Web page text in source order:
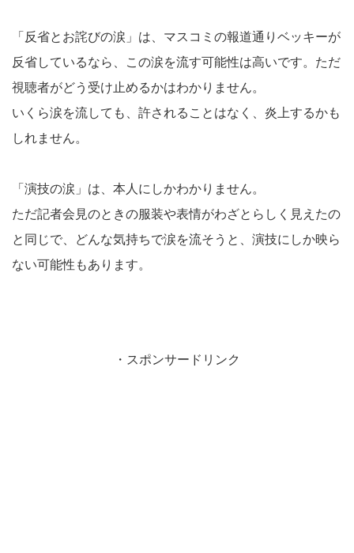
「反省とお詫びの涙」は、マスコミの報道通りベッキーが
反省しているなら、この涙を流す可能性は高いです。ただ
視聴者がどう受け止めるかはわかりません。
いくら涙を流しても、許されることはなく、炎上するかも
しれません。
「演技の涙」は、本人にしかわかりません。
ただ記者会見のときの服装や表情がわざとらしく見えたの
と同じで、どんな気持ちで涙を流そうと、演技にしか映ら
ない可能性もあります。
・スポンサードリンク